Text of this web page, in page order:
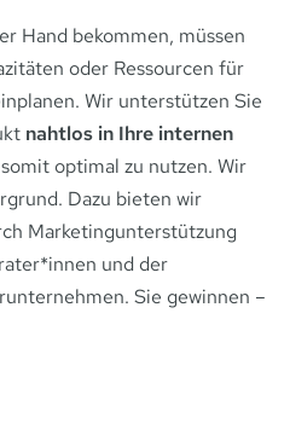
Hand bekommen, müssen
oder Ressourcen für
Wir unterstützen Sie
nahtlos in Ihre internen
optimal zu nutzen. Wir
Dazu bieten wir
Marketingunterstützung
und der
Sie gewinnen –